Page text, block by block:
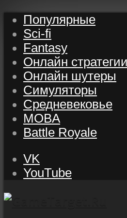
Популярные
Sci-fi
Fantasy
Онлайн стратегии
Онлайн шутеры
Симуляторы
Средневековье
MOBA
Battle Royale
VK
YouTube